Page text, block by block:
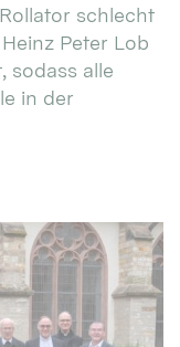
schlecht
Peter Lob
sodass alle
in der